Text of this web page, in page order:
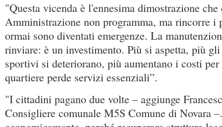
"Questa vicenda è l'ennesima dimostrazione che
Amministrazione non programma, ma rincorre i
ormai sono diventati emergenze. La
rinviare: è un investimento. Più si aspetta, più
sportivi si deteriorano, più aumentano i costi
quartiere perde servizi essenziali”.
"I cittadini pagano due volte – aggiunge
Consigliere comunale M5S Comune di Novara